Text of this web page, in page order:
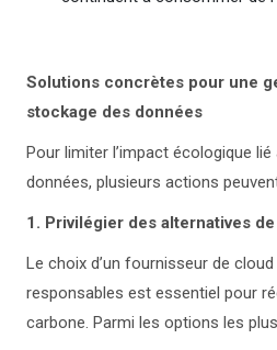
Solutions concrètes pour une
stockage des données
Pour limiter l’impact écologique
données, plusieurs actions
1. Privilégier des alternatives
Le choix d’un fournisseur de
responsables est essentiel pour
carbone. Parmi les options les